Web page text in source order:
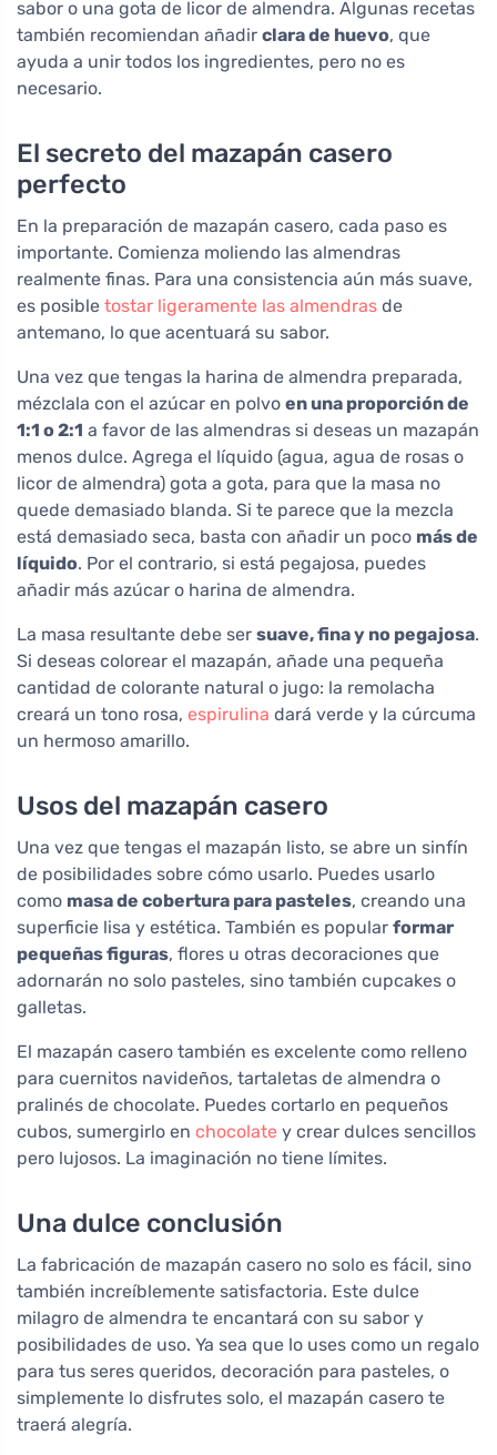
sabor o una gota de licor de almendra. Algunas recetas
también recomiendan añadir clara de huevo, que
ayuda a unir todos los ingredientes, pero no es
necesario.
El secreto del mazapán casero
perfecto
En la preparación de mazapán casero, cada paso es
importante. Comienza moliendo las almendras
realmente finas. Para una consistencia aún más suave,
es posible tostar ligeramente las almendras de
antemano, lo que acentuará su sabor.
Una vez que tengas la harina de almendra preparada,
mézclala con el azúcar en polvo en una proporción de
1:1 o 2:1 a favor de las almendras si deseas un mazapán
menos dulce. Agrega el líquido (agua, agua de rosas o
licor de almendra) gota a gota, para que la masa no
quede demasiado blanda. Si te parece que la mezcla
está demasiado seca, basta con añadir un poco más de
líquido. Por el contrario, si está pegajosa, puedes
añadir más azúcar o harina de almendra.
La masa resultante debe ser suave, fina y no pegajosa.
Si deseas colorear el mazapán, añade una pequeña
cantidad de colorante natural o jugo: la remolacha
creará un tono rosa, espirulina dará verde y la cúrcuma
un hermoso amarillo.
Usos del mazapán casero
Una vez que tengas el mazapán listo, se abre un sinfín
de posibilidades sobre cómo usarlo. Puedes usarlo
como masa de cobertura para pasteles, creando una
superficie lisa y estética. También es popular formar
pequeñas figuras, flores u otras decoraciones que
adornarán no solo pasteles, sino también cupcakes o
galletas.
El mazapán casero también es excelente como relleno
para cuernitos navideños, tartaletas de almendra o
pralinés de chocolate. Puedes cortarlo en pequeños
cubos, sumergirlo en chocolate y crear dulces sencillos
pero lujosos. La imaginación no tiene límites.
Una dulce conclusión
La fabricación de mazapán casero no solo es fácil, sino
también increíblemente satisfactoria. Este dulce
milagro de almendra te encantará con su sabor y
posibilidades de uso. Ya sea que lo uses como un regalo
para tus seres queridos, decoración para pasteles, o
simplemente lo disfrutes solo, el mazapán casero te
traerá alegría.